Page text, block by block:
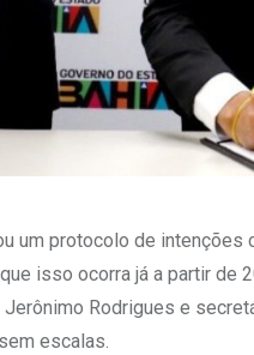
um protocolo de
isso ocorra já a partir de
Rodrigues e
escalas.